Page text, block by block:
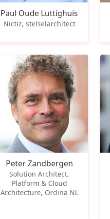
Paul Oude Luttighuis
Nictiz, stelselarchitect
Peter Zandbergen
Solution Architect,
Platform & Cloud
Architecture, Ordina NL